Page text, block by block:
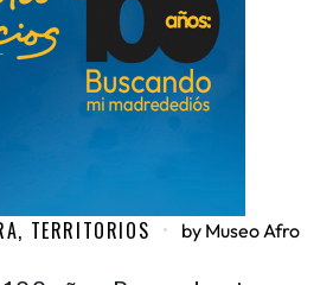
, TERRITORIOS by Museo Afro